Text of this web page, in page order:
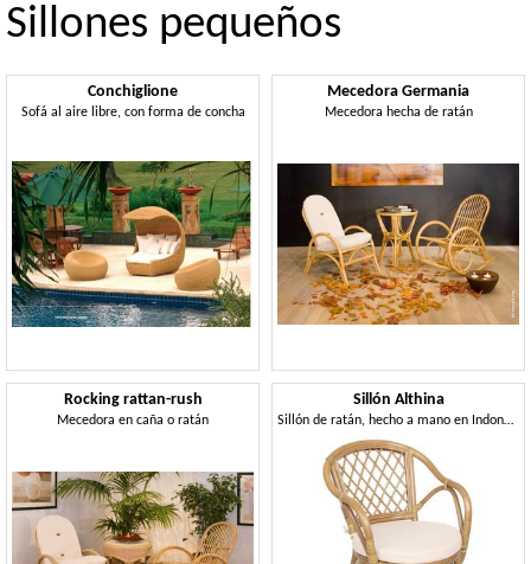
Sillones pequeños
Conchiglione
Sofá al aire libre, con forma de concha
Mecedora Germania
Mecedora hecha de ratán
Rocking rattan-rush
Mecedora en caña o ratán
Sillón Althina
Sillón de ratán, hecho a mano en Indonesia